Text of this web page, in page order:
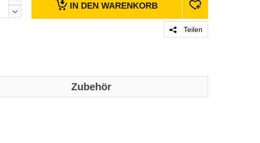
IN DEN WARENKORB
Teilen
Zubehör